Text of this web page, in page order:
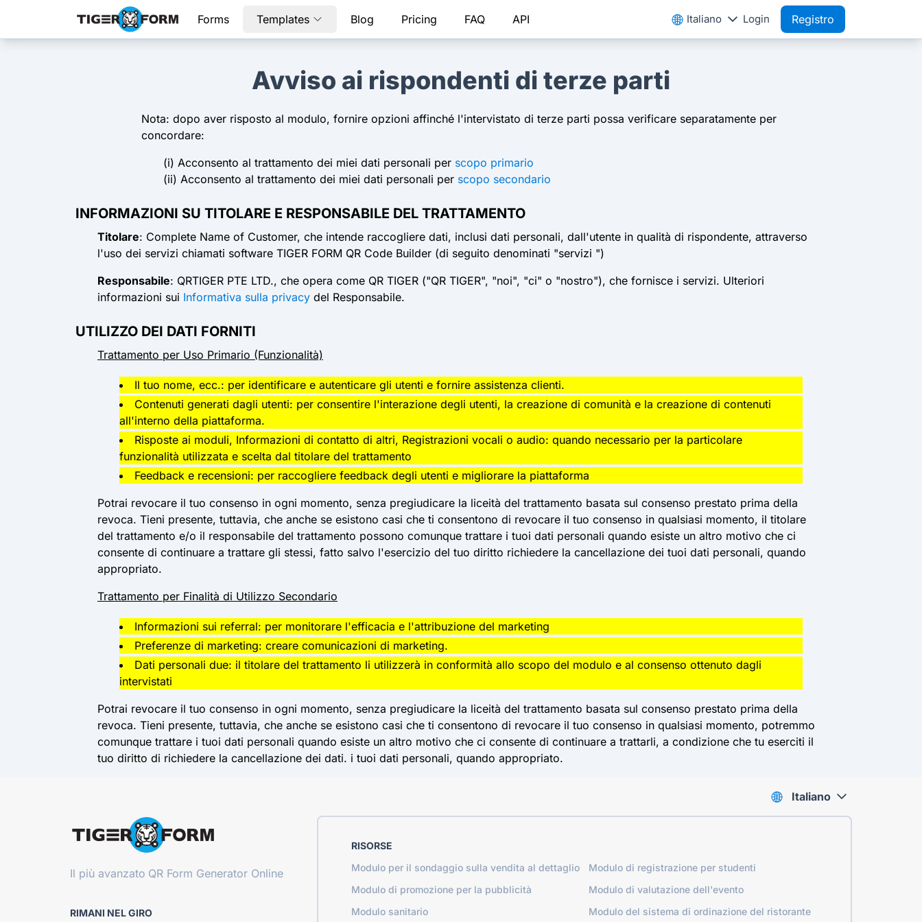
Forms Templates Blog Pricing FAQ API Italiano Login Registro
Avviso ai rispondenti di terze parti
Nota: dopo aver risposto al modulo, fornire opzioni affinché l'intervistato di terze parti possa verificare separatamente per
concordare:
(i) Acconsento al trattamento dei miei dati personali per scopo primario
(ii) Acconsento al trattamento dei miei dati personali per scopo secondario
INFORMAZIONI SU TITOLARE E RESPONSABILE DEL TRATTAMENTO
Titolare: Complete Name of Customer, che intende raccogliere dati, inclusi dati personali, dall'utente in qualità di rispondente, attraverso
l'uso dei servizi chiamati software TIGER FORM QR Code Builder (di seguito denominati "servizi ")
Responsabile: QRTIGER PTE LTD., che opera come QR TIGER ("QR TIGER", "noi", "ci" o "nostro"), che fornisce i servizi. Ulteriori
informazioni sui Informativa sulla privacy del Responsabile.
UTILIZZO DEI DATI FORNITI
Trattamento per Uso Primario (Funzionalità)
Il tuo nome, ecc.: per identificare e autenticare gli utenti e fornire assistenza clienti.
Contenuti generati dagli utenti: per consentire l'interazione degli utenti, la creazione di comunità e la creazione di contenuti
all'interno della piattaforma.
Risposte ai moduli, Informazioni di contatto di altri, Registrazioni vocali o audio: quando necessario per la particolare
funzionalità utilizzata e scelta dal titolare del trattamento
Feedback e recensioni: per raccogliere feedback degli utenti e migliorare la piattaforma
Potrai revocare il tuo consenso in ogni momento, senza pregiudicare la liceità del trattamento basata sul consenso prestato prima della
revoca. Tieni presente, tuttavia, che anche se esistono casi che ti consentono di revocare il tuo consenso in qualsiasi momento, il titolare
del trattamento e/o il responsabile del trattamento possono comunque trattare i tuoi dati personali quando esiste un altro motivo che ci
consente di continuare a trattare gli stessi, fatto salvo l'esercizio del tuo diritto richiedere la cancellazione dei tuoi dati personali, quando
appropriato.
Trattamento per Finalità di Utilizzo Secondario
Informazioni sui referral: per monitorare l'efficacia e l'attribuzione del marketing
Preferenze di marketing: creare comunicazioni di marketing.
Dati personali due: il titolare del trattamento li utilizzerà in conformità allo scopo del modulo e al consenso ottenuto dagli
intervistati
Potrai revocare il tuo consenso in ogni momento, senza pregiudicare la liceità del trattamento basata sul consenso prestato prima della
revoca. Tieni presente, tuttavia, che anche se esistono casi che ti consentono di revocare il tuo consenso in qualsiasi momento, potremmo
comunque trattare i tuoi dati personali quando esiste un altro motivo che ci consente di continuare a trattarli, a condizione che tu eserciti il ​​
tuo diritto di richiedere la cancellazione dei dati. i tuoi dati personali, quando appropriato.
Il più avanzato QR Form Generator Online
RIMANI NEL GIRO
RISORSE
Modulo per il sondaggio sulla vendita al dettaglio
Modulo di registrazione per studenti
Modulo di promozione per la pubblicità
Modulo di valutazione dell'evento
Modulo sanitario
Modulo del sistema di ordinazione del ristorante
Italiano